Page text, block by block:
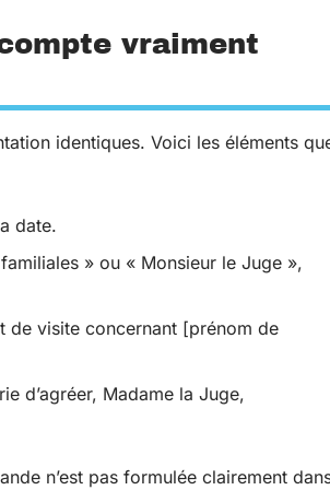
vraiment
identiques. Voici les éléments
date.
» ou « Monsieur le Juge »,
de visite concernant [prénom de
d’agréer, Madame la Juge,
n’est pas formulée clairement